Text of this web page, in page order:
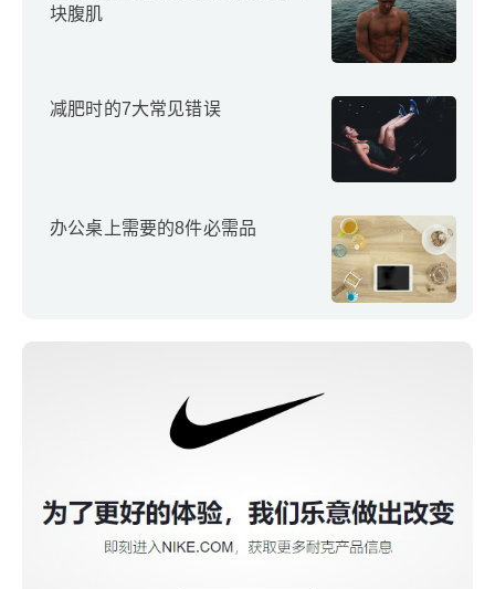
块腹肌
减肥时的7大常见错误
办公桌上需要的8件必需品